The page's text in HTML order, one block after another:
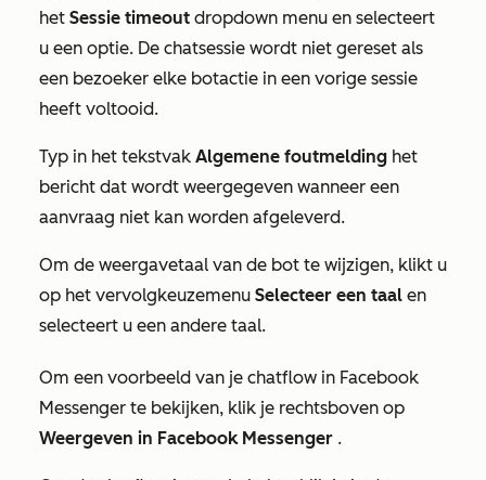
het Sessie timeout dropdown menu en selecteert
u een optie. De chatsessie wordt niet gereset als
een bezoeker elke botactie in een vorige sessie
heeft voltooid.
Typ in het tekstvak Algemene foutmelding het
bericht dat wordt weergegeven wanneer een
aanvraag niet kan worden afgeleverd.
Om de weergavetaal van de bot te wijzigen, klikt u
op het vervolgkeuzemenu Selecteer een taal en
selecteert u een andere taal.
Om een voorbeeld van je chatflow in Facebook
Messenger te bekijken, klik je rechtsboven op
Weergeven in Facebook Messenger .